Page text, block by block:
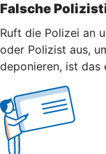
Falsche
Ruft die Polizei an
oder Polizist aus,
deponieren, ist das